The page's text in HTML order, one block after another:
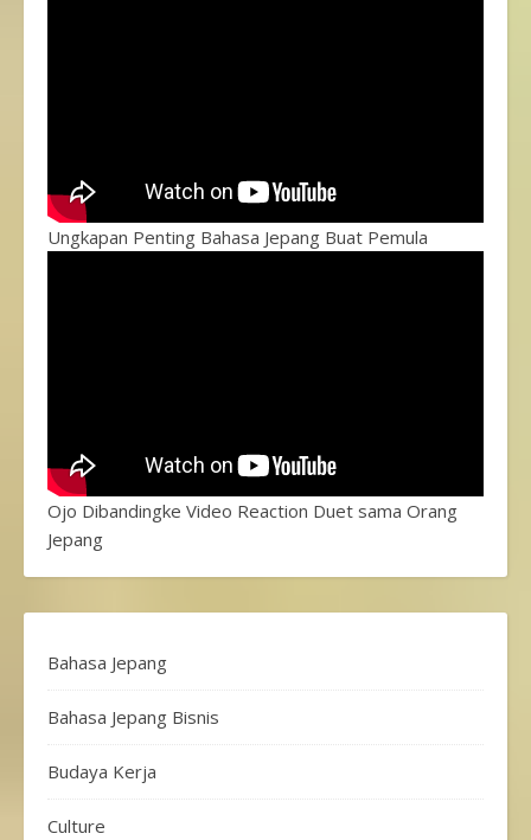
Ungkapan Penting Bahasa Jepang Buat Pemula
Ojo Dibandingke Video Reaction Duet sama Orang
Jepang
Bahasa Jepang
Bahasa Jepang Bisnis
Budaya Kerja
Culture